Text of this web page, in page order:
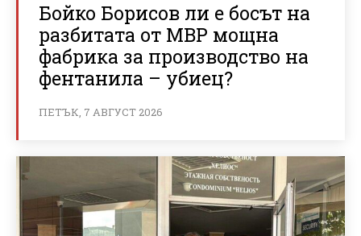
Бойко Борисов ли е босът на
разбитата от МВР мощна
фабрика за производство на
фентанила – убиец?
ПЕТЪК, 7 АВГУСТ 2026